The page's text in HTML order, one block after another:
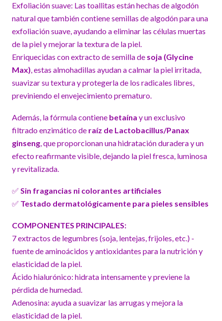
Exfoliación suave: Las toallitas están hechas de algodón
natural que también contiene semillas de algodón para una
exfoliación suave, ayudando a eliminar las células muertas
de la piel y mejorar la textura de la piel.
Enriquecidas con extracto de semilla de soja (Glycine
Max), estas almohadillas ayudan a calmar la piel irritada,
suavizar su textura y protegerla de los radicales libres,
previniendo el envejecimiento prematuro.
Además, la fórmula contiene betaína y un exclusivo
filtrado enzimático de raíz de Lactobacillus/Panax
ginseng, que proporcionan una hidratación duradera y un
efecto reafirmante visible, dejando la piel fresca, luminosa
y revitalizada.
✅ Sin fragancias ni colorantes artificiales
✅ Testado dermatológicamente para pieles sensibles
COMPONENTES PRINCIPALES:
7 extractos de legumbres (soja, lentejas, frijoles, etc.) -
fuente de aminoácidos y antioxidantes para la nutrición y
elasticidad de la piel.
Ácido hialurónico: hidrata intensamente y previene la
pérdida de humedad.
Adenosina: ayuda a suavizar las arrugas y mejora la
elasticidad de la piel.